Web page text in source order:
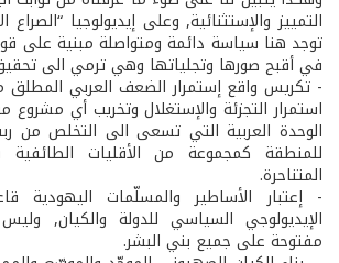
التمييز والإستثنائية, وعلى إيديولوجيا “الصراع
توجد هنا سياسة دائمة ومتواصلة مبنية على
في أقبح صورها وتجلياتها وهي ترمي الى تحقيق
-­ تكريس واقع إستمرار الضعف العربي
استمرار التجزئة والإستغلال وتخريب أي مشروع
الوحدة العربية التي تسعى الى التخلص من
للمنطقة كمجموعة من الأقليات الطائفية
المتناحرة.
-­ إعتبار الأساطير والمسلّمات اليهودية
الإيديولوجي السياسي للدولة والكيان,
مفتوحة على جميع بني البشر.